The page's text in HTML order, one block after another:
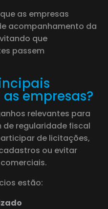
as empresas
acompanhamento da
que
passem
empresas?
relevantes para
de regularidade fiscal
de licitações,
ou evitar
estão: